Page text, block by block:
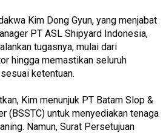
Kim Dong Gyun, yang menjabat
PT ASL Shipyard Indonesia,
tugasnya, mulai dari
hingga memastikan seluruh
ketentuan.
Kim menunjuk PT Batam Slop &
(BSSTC) untuk menyediakan tenaga
Namun, Surat Persetujuan